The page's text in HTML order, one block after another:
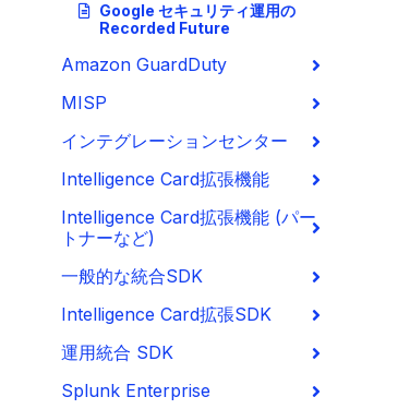
Google セキュリティ運用の
Recorded Future
Amazon GuardDuty
MISP
インテグレーションセンター
Intelligence Card拡張機能
Intelligence Card拡張機能 (パー
トナーなど)
一般的な統合SDK
Intelligence Card拡張SDK
運用統合 SDK
Splunk Enterprise